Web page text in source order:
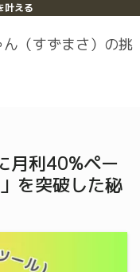
叶える
（すずまさ）の挑
月利40%ペー
を突破した秘